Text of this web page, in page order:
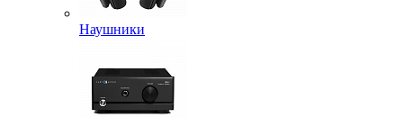
Наушники